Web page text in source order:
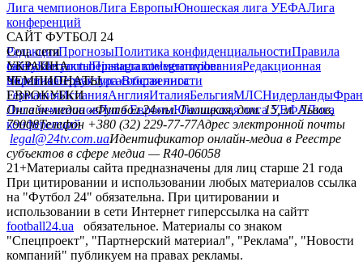
Лига чемпионовЛига ЕвропыЮношеская лига УЕФАЛига
конференций
САЙТ ФУТБОЛ 24
РедакцияПрогнозыПолитика конфиденциальностиПравила
сайтуКонтактыПравила комментированияРедакционная
политикаСтруктура собственности
Соц. сети
facebookxyoutubeinstagramtelegramviber
УКРАИНА
УкраинаПервая лигаВторая лига
ЧЕМПИОНАТЫ
ГерманияИспанияАнглияИталияБельгияМЛСНидерланды
ЕВРОКУБКИ
Лига чемпионовЛига ЕвропыЮношеская лига УЕФАЛига
конференций
Онлайн-медиа «Футбол 24»пл. Галицкая, дом. 15, м. Львов,
79008Телефон +380 (32) 229-77-77Адрес электронной почты
legal@24tv.com.uaИдентификатор онлайн-медиа в Реестре
субъектов в сфере медиа — R40-06058
21+Материалы сайта предназначены для лиц старше 21 года
При цитировании и использовании любых материалов ссылка
на "Футбол 24" обязательна. При цитировании и
использовании в сети Интернет гиперссылка на сайтт
football24.ua
обязательное. Материалы со знаком
"Спецпроект", "Партнерский материал", "Реклама", "Новости
компаний" публикуем на правах рекламы.